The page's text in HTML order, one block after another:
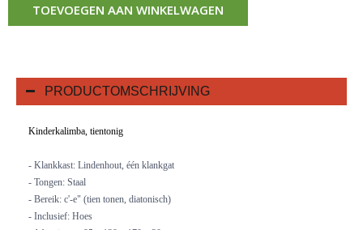
TOEVOEGEN AAN WINKELWAGEN
PRODUCTOMSCHRIJVING
Kinderkalimba, tientonig
- Klankkast: Lindenhout, één klankgat
- Tongen: Staal
- Bereik: c'-e" (tien tonen, diatonisch)
- Inclusief: Hoes